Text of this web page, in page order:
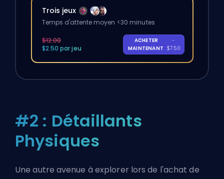
Trois jeux
Temps d'attente moyen <30 minutes
$12.00
$2.50 par jeu
ACHETER
MAINTENANT
-
$7.50
#2 : Détaillants
Physiques
Une autre avenue à explorer lors de l'achat de